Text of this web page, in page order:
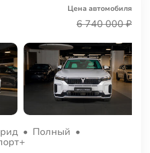
Цена автомобиля
6 740 000 ₽
• Полный •